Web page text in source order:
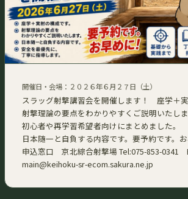
開催日・会場：２０２６年６月２７日（土）
スラッグ射撃講習会を開催します！ 座学＋実
射撃理論の要点をわかりやすくご説明いたしま
初心者や再学習希望者向けにまとめました。
日本随一と自負する内容です。要予約です。お
申込窓口 京北綜合射撃場 Tel:075-853-0341
main@keihoku-sr-ecom.sakura.ne.jp